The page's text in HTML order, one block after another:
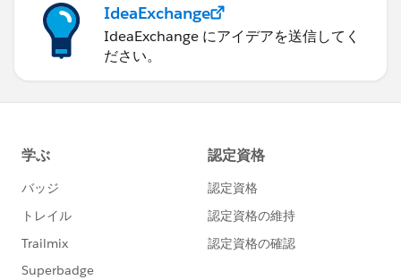
IdeaExchange
IdeaExchange にアイデアを送信してく
ださい。